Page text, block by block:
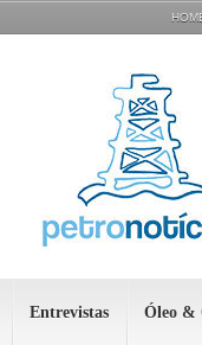
Entrevistas Óleo &